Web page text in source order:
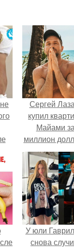
Сергей
купил
Майами
миллион
У юли
снова